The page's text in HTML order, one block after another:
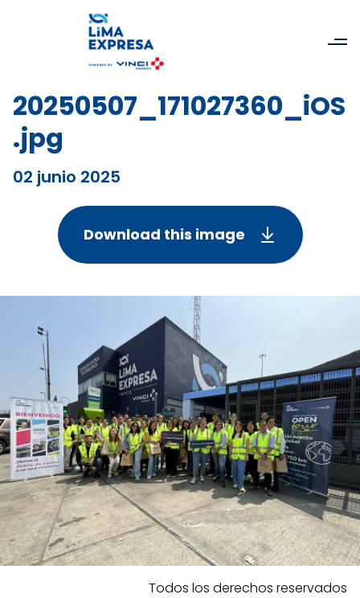
20250507_171027360_iOS
.jpg
02 junio 2025
Download this image
Todos los derechos reservados